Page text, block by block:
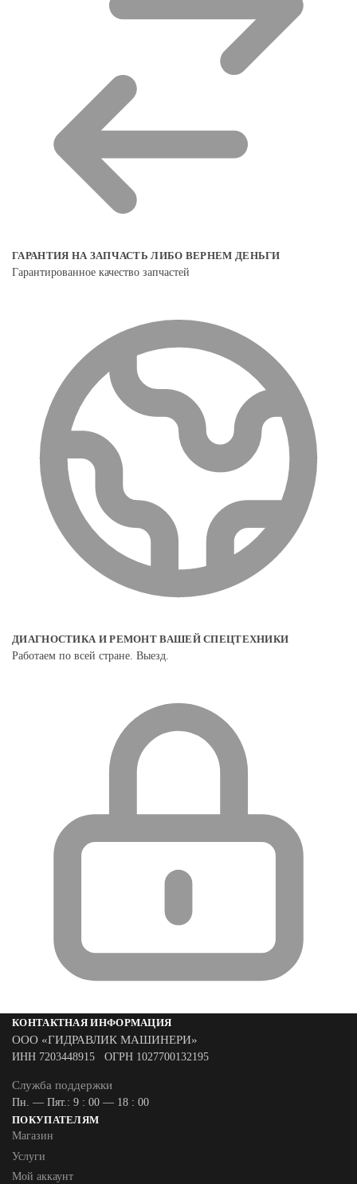
ГАРАНТИЯ НА ЗАПЧАСТЬ ЛИБО ВЕРНЕМ ДЕНЬГИ
Гарантированное качество запчастей
ДИАГНОСТИКА И РЕМОНТ ВАШЕЙ СПЕЦТЕХНИКИ
Работаем по всей стране. Выезд.
КОНТАКТНАЯ ИНФОРМАЦИЯ
ООО «ГИДРАВЛИК МАШИНЕРИ»
ИНН 7203448915 ОГРН 1027700132195
Служба поддержки
Пн. — Пят.: 9 : 00 — 18 : 00
ПОКУПАТЕЛЯМ
Магазин
Услуги
Мой аккаунт